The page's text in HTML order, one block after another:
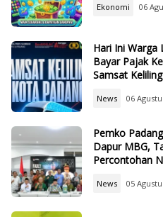
Ekonomi 06
Hari Ini Warga
Bayar Pajak
Samsat Keliling
News 06
Pemko
Dapur MBG,
Percontohan
News 05